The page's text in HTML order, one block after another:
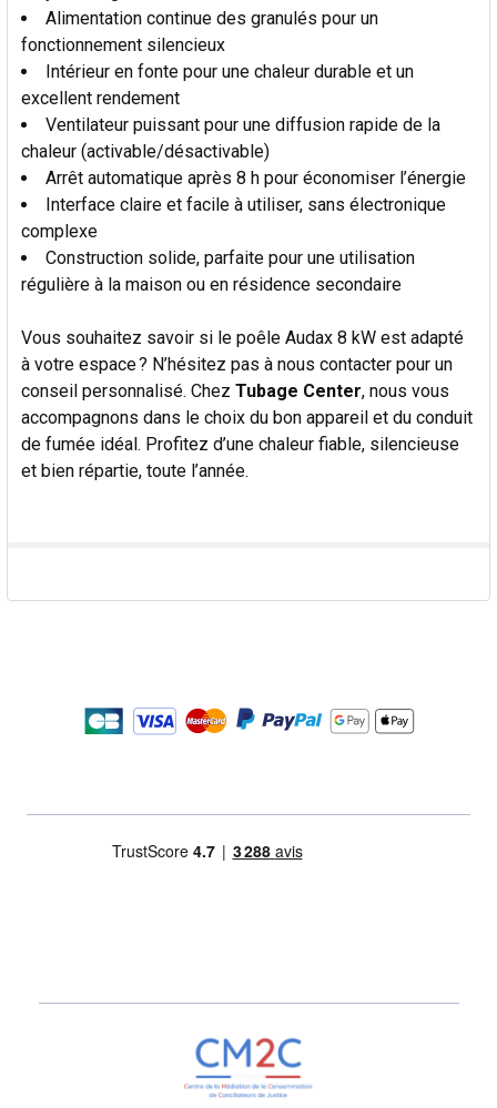
Alimentation continue des granulés pour un
fonctionnement silencieux
Intérieur en fonte pour une chaleur durable et un
excellent rendement
Ventilateur puissant pour une diffusion rapide de la
chaleur (activable/désactivable)
Arrêt automatique après 8 h pour économiser l’énergie
Interface claire et facile à utiliser, sans électronique
complexe
Construction solide, parfaite pour une utilisation
régulière à la maison ou en résidence secondaire
Vous souhaitez savoir si le poêle Audax 8 kW est adapté
à votre espace ? N’hésitez pas à nous contacter pour un
conseil personnalisé. Chez Tubage Center, nous vous
accompagnons dans le choix du bon appareil et du conduit
de fumée idéal. Profitez d’une chaleur fiable, silencieuse
et bien répartie, toute l’année.